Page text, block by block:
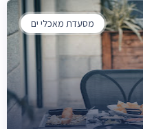
מסעדת מאכלי ים